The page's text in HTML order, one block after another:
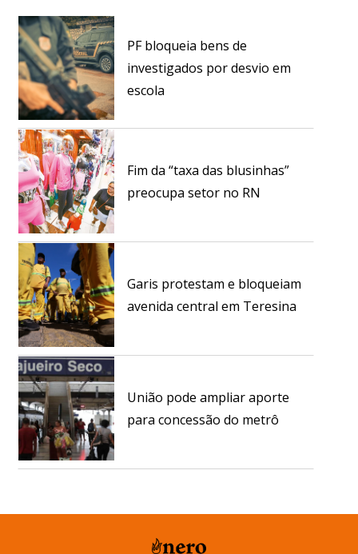
PF bloqueia bens de
investigados por desvio em
escola
Fim da “taxa das blusinhas”
preocupa setor no RN
Garis protestam e bloqueiam
avenida central em Teresina
União pode ampliar aporte
para concessão do metrô